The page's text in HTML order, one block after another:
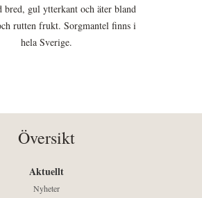
bred, gul ytterkant och äter bland
rutten frukt. Sorgmantel finns i
hela Sverige.
Översikt
Aktuellt
Nyheter